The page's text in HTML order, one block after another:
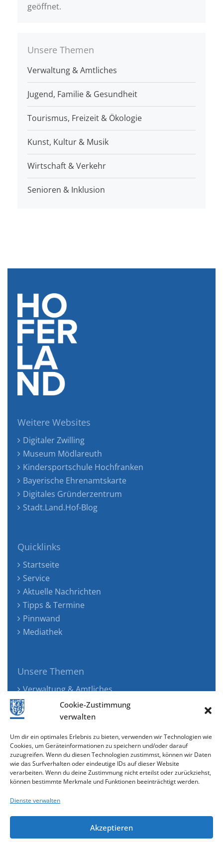
Cookie-Zustimmung
verwalten
Um dir ein optimales Erlebnis zu bieten, verwenden wir Technologien wie
Cookies, um Geräteinformationen zu speichern und/oder darauf
zuzugreifen. Wenn du diesen Technologien zustimmst, können wir Daten
wie das Surfverhalten oder eindeutige IDs auf dieser Website
verarbeiten. Wenn du deine Zustimmung nicht erteilst oder zurückziehst,
können bestimmte Merkmale und Funktionen beeinträchtigt werden.
Dienste verwalten
Akzeptieren
geöffnet.
Unsere Themen
Verwaltung & Amtliches
Jugend, Familie & Gesundheit
Tourismus, Freizeit & Ökologie
Kunst, Kultur & Musik
Wirtschaft & Verkehr
Senioren & Inklusion
Weitere Websites
Digitaler Zwilling
Museum Mödlareuth
Kindersportschule Hochfranken
Bayerische Ehrenamtskarte
Digitales Gründerzentrum
Stadt.Land.Hof-Blog
Quicklinks
Startseite
Service
Aktuelle Nachrichten
Tipps & Termine
Pinnwand
Mediathek
Unsere Themen
Verwaltung & Amtliches
Jugend, Familie & Gesundheit
Tourismus, Freizeit & Ökologie
Wirtschaft & Verkehr
Senioren & Inklusion